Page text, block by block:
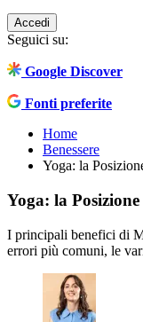
Accedi
Seguici su:
Google Discover
Fonti preferite
Home
Benessere
Yoga: la
Yoga: la
I principali benefici di
errori più comuni, le